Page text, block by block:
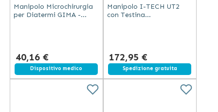
Manipolo Microchirurgia
per Diatermi GIMA -
40,16 €
Dispositivo medico
Manipolo I-TECH UT2
con Testina
172,95 €
Spedizione gratuita